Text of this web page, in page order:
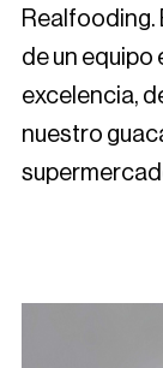
Realfooding.
de un equipo
excelencia,
nuestro